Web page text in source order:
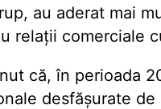
au aderat mai
relații comerciale
că, în perioada
desfășurate